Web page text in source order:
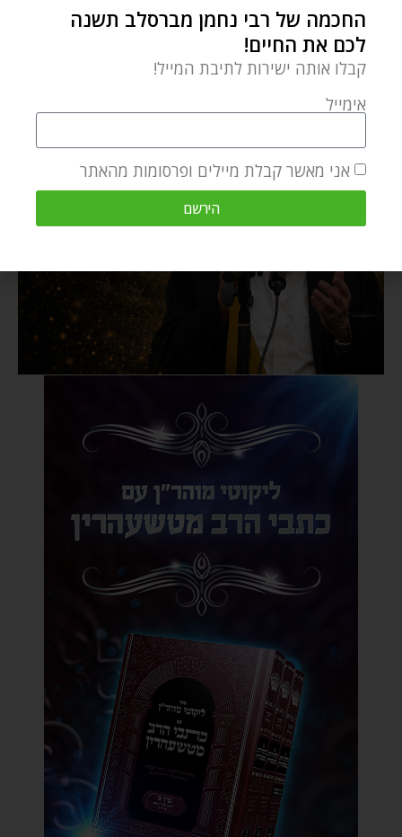
החכמה של רבי נחמן מברסלב תשנה
לכם את החיים!
קבלו אותה ישירות לתיבת המייל!
אימייל
אני מאשר קבלת מיילים ופרסומות מהאתר
הירשם